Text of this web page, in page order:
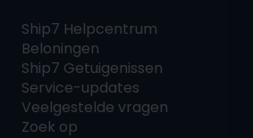
Ship7 Helpcentrum
Beloningen
Ship7 Getuigenissen
Service-updates
Veelgestelde vragen
Zoek op